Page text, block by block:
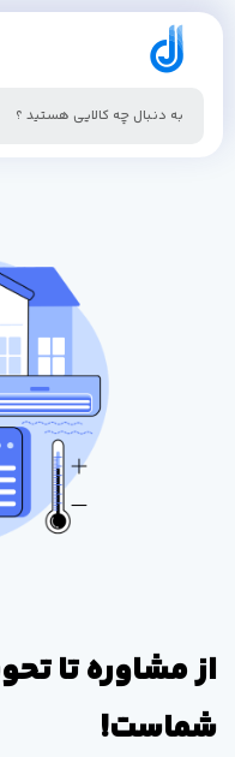
از مشاوره تا
شماست!